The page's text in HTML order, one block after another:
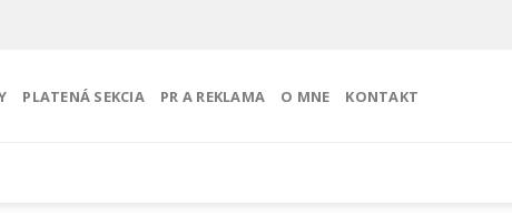
PLATENÁ SEKCIA PR A REKLAMA O MNE KONTAKT